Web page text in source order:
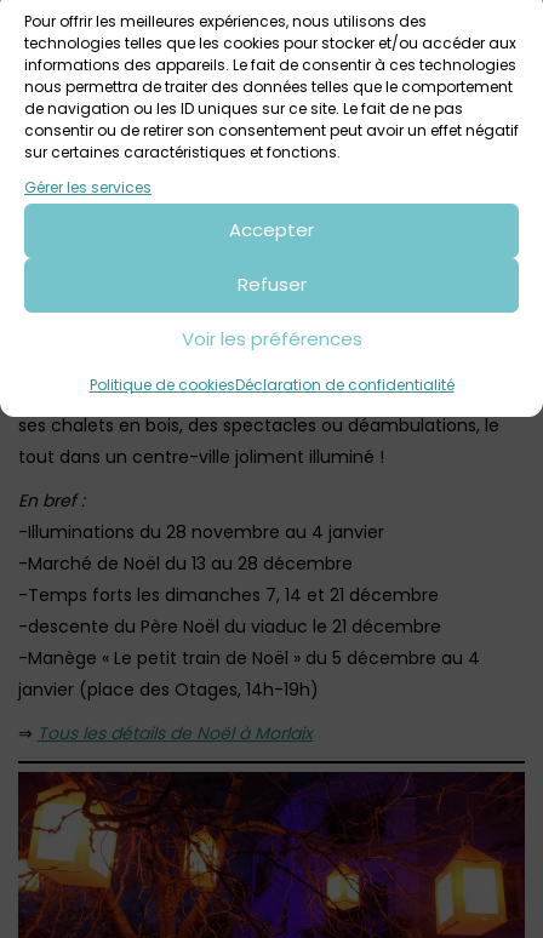
Pour offrir les meilleures expériences, nous utilisons des
technologies telles que les cookies pour stocker et/ou accéder aux
informations des appareils. Le fait de consentir à ces technologies
nous permettra de traiter des données telles que le comportement
de navigation ou les ID uniques sur ce site. Le fait de ne pas
consentir ou de retirer son consentement peut avoir un effet négatif
sur certaines caractéristiques et fonctions.
Gérer les services
Accepter
Refuser
Voir les préférences
Politique de cookiesDéclaration de confidentialité
Rendez-vous du 13 décembre 2025 au 4 janvier 2026 pour
découvrir la petite Cité de Caractère dans ses habits de
lumière ! Qu’il fait bon flâner dans les ruelles en dégustant
des marrons grillés ou gourmandises de Noël ! Profitez des
illuminations de Locronantous les soirs dès 18h !
6. Les illuminations et animations de Morlaix
Tous les ans Morlaix fête Noël au travers d’une
programmation riche et variée, avec de nombreuses
animations gratuites et une jolie mise en lumière du
viaduc.
du viaduc, le Village de Noël place des otages avec
ses chalets en bois, des spectacles ou déambulations, le
tout dans un centre-ville joliment illuminé !
En bref :
-Illuminations du 28 novembre au 4 janvier
-Marché de Noël du 13 au 28 décembre
-Temps forts les dimanches 7, 14 et 21 décembre
-descente du Père Noël du viaduc le 21 décembre
-Manège « Le petit train de Noël » du 5 décembre au 4
janvier (place des Otages, 14h-19h)
⇒ Tous les détails de Noël à Morlaix